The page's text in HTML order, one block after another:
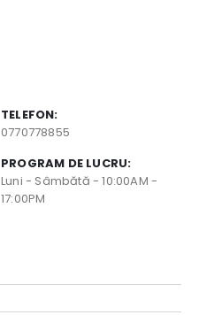
TELEFON:
0770778855
PROGRAM DE LUCRU:
Luni - Sâmbătă - 10:00AM -
17:00PM